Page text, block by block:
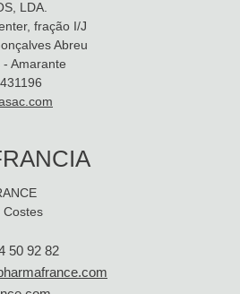
LDA.
fração I/J
Abreu
Amarante
Costes
50 92 82